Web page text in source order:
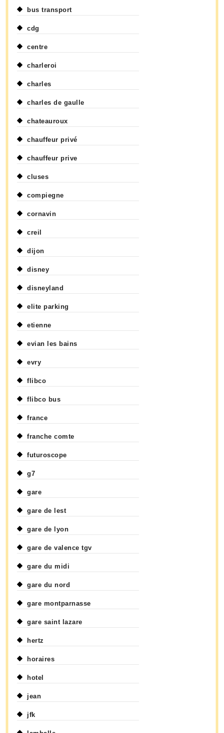
bus transport
cdg
centre
charleroi
charles
charles de gaulle
chateauroux
chauffeur privé
chauffeur prive
cluses
compiegne
cornavin
creil
dijon
disney
disneyland
elite parking
etienne
evian les bains
evry
flibco
flibco bus
france
franche comte
futuroscope
g7
gare
gare de lest
gare de lyon
gare de valence tgv
gare du midi
gare du nord
gare montparnasse
gare saint lazare
hertz
horaires
hotel
jean
jfk